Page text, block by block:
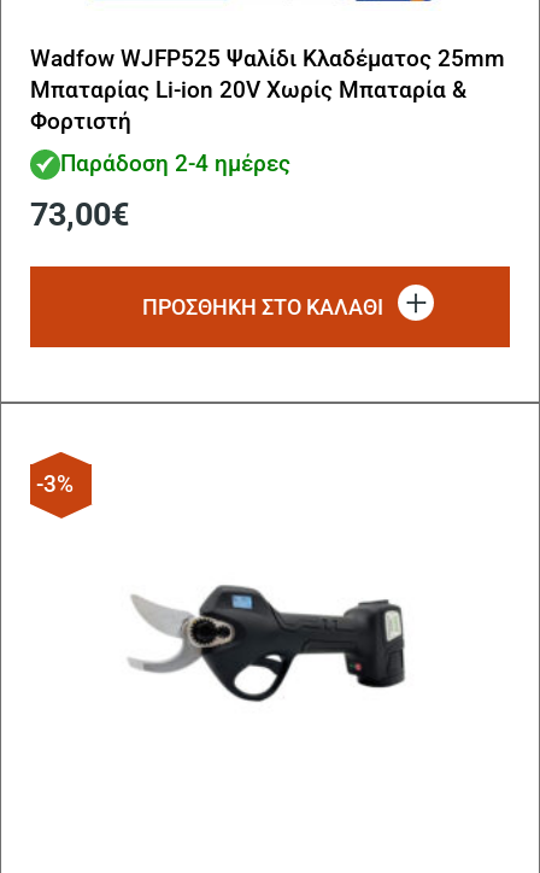
Wadfow WJFP525 Ψαλίδι Κλαδέματος 25mm
Μπαταρίας Li-ion 20V Χωρίς Μπαταρία &
Φορτιστή
Παράδοση 2-4 ημέρες
73,00€
ΠΡΟΣΘΗΚΗ ΣΤΟ ΚΑΛΑΘΙ
-3%